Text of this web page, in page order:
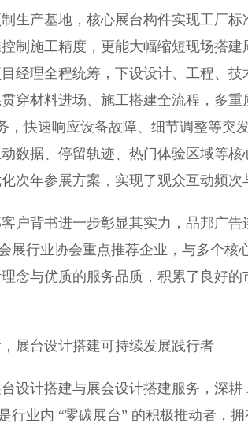
生产基地，核心展台构件实现工厂
制施工精度，更能大幅缩短现场搭
经理全程统筹，下设设计、工程、
穿材料进场、施工搭建全流程，多
，快速响应设备故障、细节调整等突
数据、停留轨迹、热门体验区域等
次年参展方案，实现了观众互动频次
背书进一步彰显其实力，品邦广告
展行业协会重点推荐企业，与多个核
念与优质的服务品质，积累了良好
台设计搭建可持续发展践行者
计搭建与展会设计搭建服务，深耕
行业内 “零碳展台” 的积极推动者，